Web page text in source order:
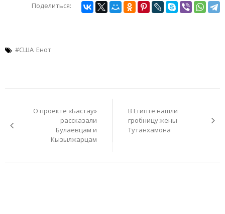
Поделиться:
#США Енот
записямО проекте «Бастау»
рассказали
Булаевцам и
Кызылжарцам
В Египте нашли
гробницу жены
Тутанхамона